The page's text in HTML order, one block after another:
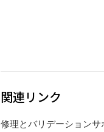
関連リンク
修理とバリデーションサ